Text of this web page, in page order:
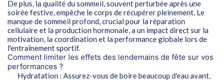
De plus, la qualité du sommeil, souvent perturbée après une
soirée festive, empêche le corps de récupérer pleinement. Le
manque de sommeil profond, crucial pour la réparation
cellulaire et la production hormonale, a un impact direct sur la
motivation, la coordination et la performance globale lors de
l'entraînement sportif.
Comment limiter les effets des lendemains de fête sur vos
performances ?
Hydratation : Assurez-vous de boire beaucoup d'eau avant,